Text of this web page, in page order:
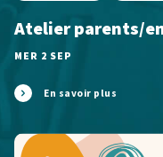
Atelier parents/
MER 2 SEP
En savoir plus